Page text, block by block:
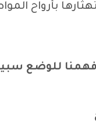
بأرواح
للوضع